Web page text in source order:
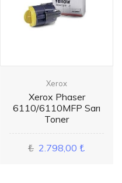
Xerox
Xerox Phaser
6110/6110MFP Sarı
Toner
₺ 2.798,00 ₺